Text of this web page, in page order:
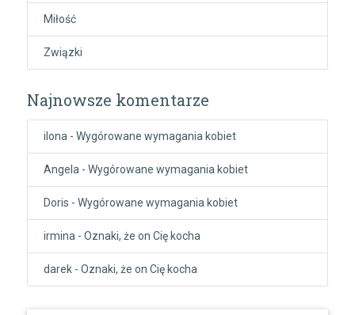
Miłość
Związki
Najnowsze komentarze
ilona - Wygórowane wymagania kobiet
Angela - Wygórowane wymagania kobiet
Doris - Wygórowane wymagania kobiet
irmina - Oznaki, że on Cię kocha
darek- Oznaki, że on Cię kocha